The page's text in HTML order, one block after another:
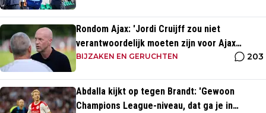
Rondom Ajax: 'Jordi Cruijff zou niet
verantwoordelijk moeten zijn voor Ajax
Vrouwen'
BIJZAKEN EN GERUCHTEN 203
Abdalla kijkt op tegen Brandt: 'Gewoon
Champions League-niveau, dat ga je in